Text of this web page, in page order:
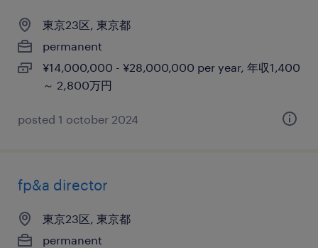
東京23区, 東京都
permanent
¥14,000,000 - ¥28,000,000 per year, 年収1,400
～ 2,800万円
posted 1 october 2024
fp&a director
東京23区, 東京都
permanent